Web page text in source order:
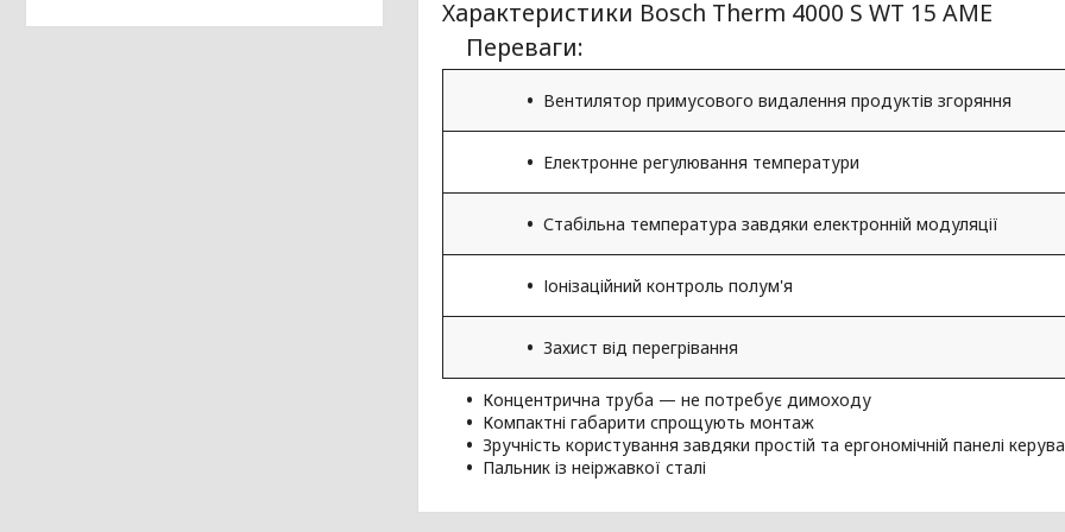
Характеристики Bosch Therm 4000 S WT 15 AME
Переваги:
Вентилятор примусового видалення продуктів згоряння
Електронне регулювання температури
Стабільна температура завдяки електронній модуляції
Іонізаційний контроль полум'я
Захист від перегрівання
Концентрична труба — не потребує димоходу
Компактні габарити спрощують монтаж
Зручність користування завдяки простій та ергономічній панелі
Пальник із неіржавкої сталі